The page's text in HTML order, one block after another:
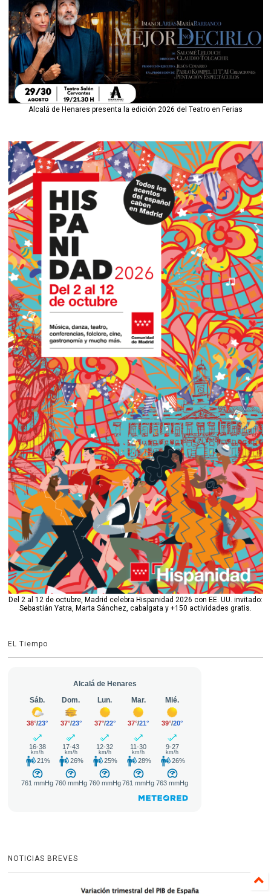
Alcalá de Henares presenta la edición 2026 del Teatro en Ferias
Del 2 al 12 de octubre, Madrid celebra Hispanidad 2026 con EE. UU. invitado:
Sebastián Yatra, Marta Sánchez, cabalgata y +150 actividades gratis.
EL Tiempo
NOTICIAS BREVES